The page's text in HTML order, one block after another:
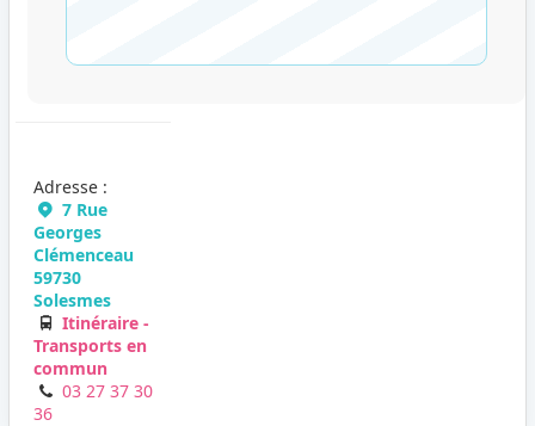
Adresse :
7 Rue
Georges
Clémenceau
59730
Solesmes
Itinéraire -
Transports en
commun
03 27 37 30
36